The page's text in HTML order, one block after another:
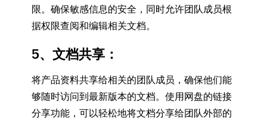
限。确保敏感信息的安全，同时允许团队成员根
据权限查阅和编辑相关文档。
5、文档共享：
将产品资料共享给相关的团队成员，确保他们能
够随时访问到最新版本的文档。使用网盘的链接
分享功能，可以轻松地将文档分享给团队外部的